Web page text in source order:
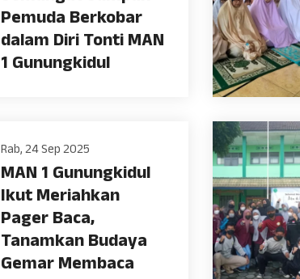
Pemuda Berkobar
dalam Diri Tonti MAN
1 Gunungkidul
Rab, 24 Sep 2025
MAN 1 Gunungkidul
Ikut Meriahkan
Pager Baca,
Tanamkan Budaya
Gemar Membaca